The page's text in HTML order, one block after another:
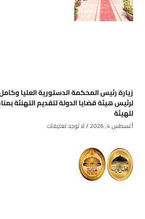
زيارة رئيس المحكمة الدستورية العليا
لرئيس هيئة قضايا الدولة لتقديم التهنئة
للهيئة
أغسطس 4, 2026 لا توجد تعليقات